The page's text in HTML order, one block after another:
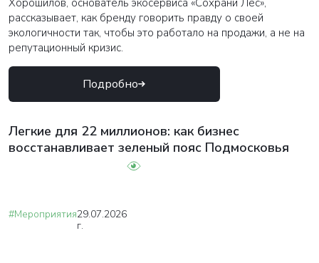
рассказывает, как бренду говорить правду о своей
экологичности так, чтобы это работало на продажи, а не на
репутационный кризис.
Подробно
Легкие для 22 миллионов: как бизнес
восстанавливает зеленый пояс Подмосковья
#Мероприятия29.07.2026
г.